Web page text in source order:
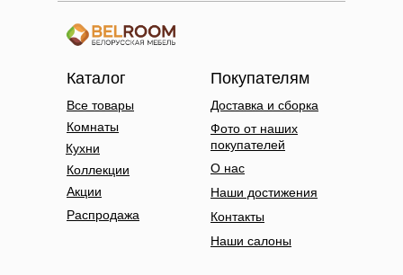
Все товары
Комнаты
Коллекции
Акции
Распродажа
Покупателям
Каталог
Доставка и сборка
Фото от наших
покупателей
О нас
Контакты
Наши салоны
Наши достижения
Кухни